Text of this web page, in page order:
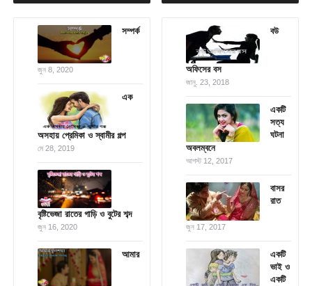
সম্পর্ক
জুন 8, 2020
এক
অসহায় প্রেমিকা ও স্বামীর গল্প
মে 28, 2019
বৃষ্টিভেজা রাতের গাড়ি ও বুটের শব্দ
জুন 16, 2020
আমার
বউ
অফিসের বস
জানু. 23, 2018
একটি
সত্য
ঘটনা
অবলম্বনে
আগস্ট 12, 2017
বাসর
রাত
জুন 17, 2017
একটি
ভাই ও
একটি